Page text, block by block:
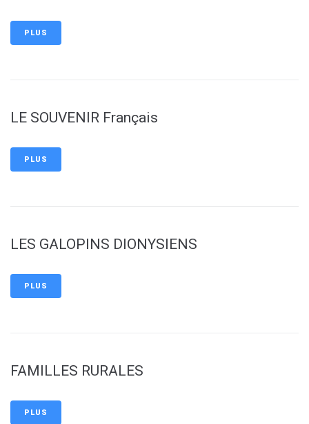
PLUS
LE SOUVENIR Français
PLUS
LES GALOPINS DIONYSIENS
PLUS
FAMILLES RURALES
PLUS